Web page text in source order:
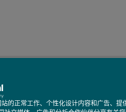
的正常工作、个性化设计内容和广告、提